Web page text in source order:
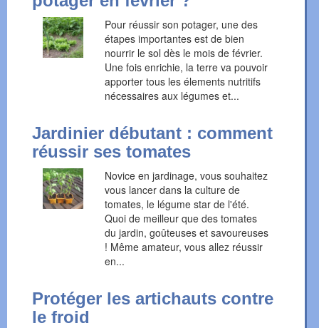
Pour réussir son potager, une des
étapes importantes est de bien
nourrir le sol dès le mois de février.
Une fois enrichie, la terre va pouvoir
apporter tous les élements nutritifs
nécessaires aux légumes et...
Jardinier débutant : comment
réussir ses tomates
Novice en jardinage, vous souhaitez
vous lancer dans la culture de
tomates, le légume star de l'été.
Quoi de meilleur que des tomates
du jardin, goûteuses et savoureuses
! Même amateur, vous allez réussir
en...
Protéger les artichauts contre
le froid